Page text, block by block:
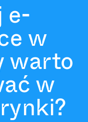
e-
w
warto
w